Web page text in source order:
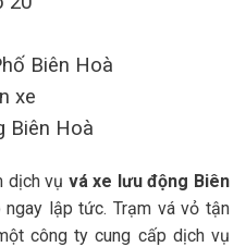
Biên Hoà
xe
Biên Hoà
dịch vụ vá xe lưu động Biên
lập tức. Trạm vá vỏ tận
công ty cung cấp dịch vụ